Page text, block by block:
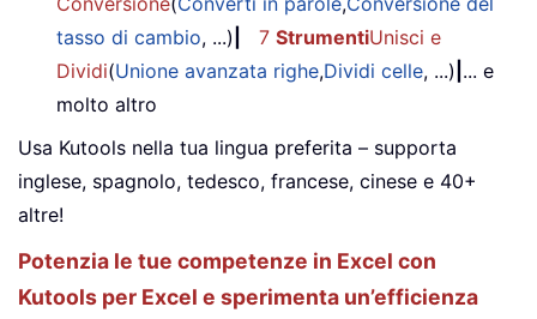
tasso di cambio, ...) 7 StrumentiUnisci e
Dividi(Unione avanzata righe,Dividi celle, ...) ... e
molto altro
Usa Kutools nella tua lingua preferita – supporta
inglese, spagnolo, tedesco, francese, cinese e 40+
altre!
Potenzia le tue competenze in Excel con
Kutools per Excel e sperimenta un’efficienza